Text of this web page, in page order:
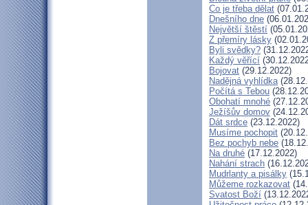
Co je třeba dělat
Dnešního dne
Největší štěstí
Z přemíry lásky
Byli svědky?
Každý věřící
Bojovat (29.12.2022)
Nadějná vyhlídka
Počítá s Tebou
Obohatí mnohé
Ježíšův domov
Dát srdce (23.12.2022)
Musíme pochopit
Bez pochyb nebe
Na druhé (17.12.2022)
Nahání strach
Mudrlanty a pisálky
Můžeme rozkazovat
Svatost Boží